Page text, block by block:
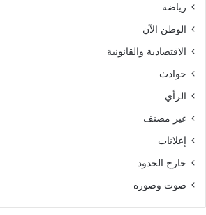
رياضة
الوطن الآن
الاقتصادية والقانونية
حوادث
الرأي
غير مصنف
إعلانات
خارج الحدود
صوت وصورة